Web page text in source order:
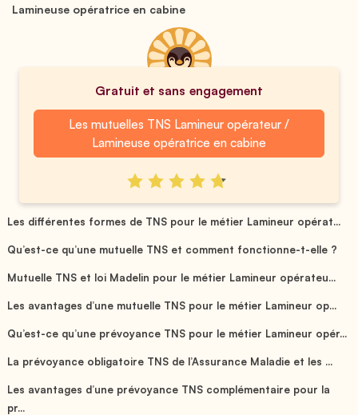
Lamineuse opératrice en cabine
Gratuit et sans engagement
Les mutuelles TNS Lamineur opérateur /
Lamineuse opératrice en cabine
Les différentes formes de TNS pour le métier Lamineur opérat...
Qu’est-ce qu’une mutuelle TNS et comment fonctionne-t-elle ?
Mutuelle TNS et loi Madelin pour le métier Lamineur opérateu...
Les avantages d’une mutuelle TNS pour le métier Lamineur op...
Qu’est-ce qu’une prévoyance TNS pour le métier Lamineur opér...
La prévoyance obligatoire TNS de l’Assurance Maladie et les ...
Les avantages d’une prévoyance TNS complémentaire pour la
pr...